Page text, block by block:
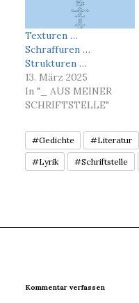
Texturen …
Schraffuren …
Strukturen …
13. März 2025
In "_ AUS MEINER
SCHRIFTSTELLE"
#Gedichte #Literatur
#Lyrik #Schriftstelle
Kommentar verfassen